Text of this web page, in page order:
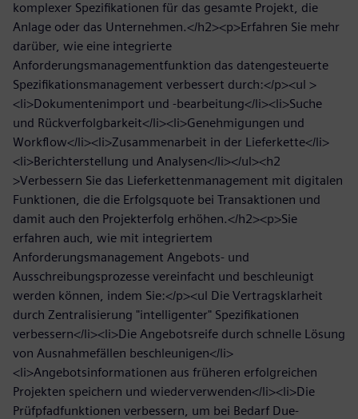
komplexer Spezifikationen für das gesamte Projekt, die
Anlage oder das Unternehmen.</h2><p>Erfahren Sie mehr
darüber, wie eine integrierte
Anforderungsmanagementfunktion das datengesteuerte
Spezifikationsmanagement verbessert durch:</p><ul >
<li>Dokumentenimport und -bearbeitung</li><li>Suche
und Rückverfolgbarkeit</li><li>Genehmigungen und
Workflow</li><li>Zusammenarbeit in der Lieferkette</li>
<li>Berichterstellung und Analysen</li></ul><h2
>Verbessern Sie das Lieferkettenmanagement mit digitalen
Funktionen, die die Erfolgsquote bei Transaktionen und
damit auch den Projekterfolg erhöhen.</h2><p>Sie
erfahren auch, wie mit integriertem
Anforderungsmanagement Angebots- und
Ausschreibungsprozesse vereinfacht und beschleunigt
werden können, indem Sie:</p><ul Die Vertragsklarheit
durch Zentralisierung "intelligenter" Spezifikationen
verbessern</li><li>Die Angebotsreife durch schnelle Lösung
von Ausnahmefällen beschleunigen</li>
<li>Angebotsinformationen aus früheren erfolgreichen
Projekten speichern und wiederverwenden</li><li>Die
Prüfpfadfunktionen verbessern, um bei Bedarf Due-